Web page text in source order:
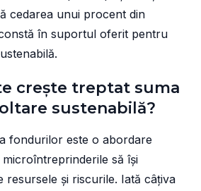
cedarea unui procent din
în suportul oferit pentru
crește treptat suma
sustenabilă?
fondurilor este o abordare
să își
resursele și riscurile. Iată câțiva